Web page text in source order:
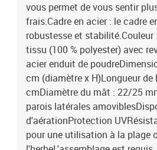
vous permet de vous sentir
frais.Cadre en acier : le cadre
robustesse et stabilité.Couleur
tissu (100 % polyester) avec
acier enduit de
cm (diamètre x H)Longueur de
cmDiamètre du mât : 22/25
parois latérales
d'aérationProtection
pour une utilisation à la plage